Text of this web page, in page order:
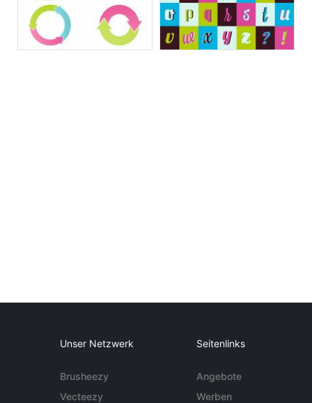
Unser Netzwerk
Brusheezy
Vecteezy
Seitenlinks
Angebote
Werben